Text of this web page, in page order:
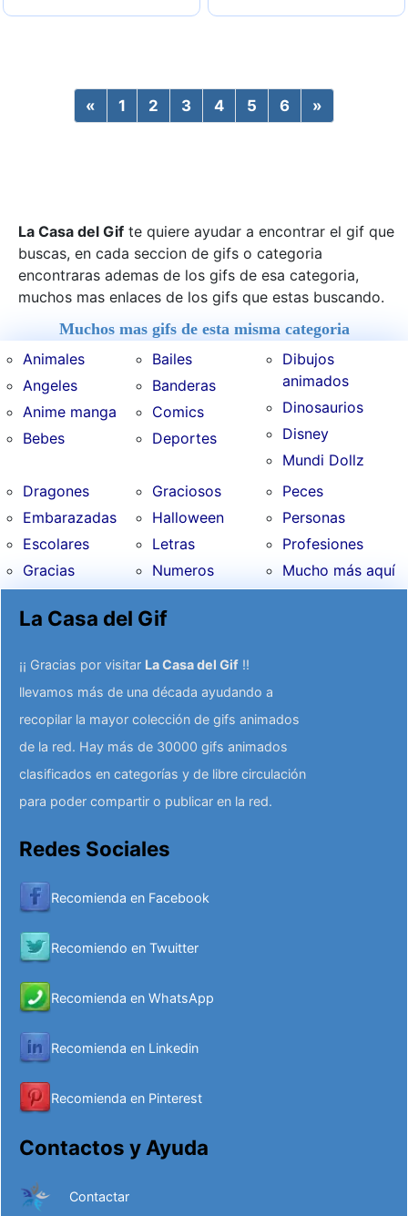
« Previous
1 2 3 4 5 6 »
La Casa del Gif te quiere ayudar a encontrar el gif que
buscas, en cada seccion de gifs o categoria
encontraras ademas de los gifs de esa categoria,
muchos mas enlaces de los gifs que estas buscando.
Muchos mas gifs de esta misma categoria
Animales
Angeles
Anime manga
Bebes
Bailes
Banderas
Comics
Deportes
Dibujos
animados
Dinosaurios
Disney
Mundi Dollz
Dragones
Embarazadas
Escolares
Gracias
Graciosos
Halloween
Letras
Numeros
Peces
Personas
Profesiones
Mucho más aquí
La Casa del Gif
¡¡ Gracias por visitar La Casa del Gif !!
llevamos más de una década ayudando a
recopilar la mayor colección de gifs animados
de la red. Hay más de 30000 gifs animados
clasificados en categorías y de libre circulación
para poder compartir o publicar en la red.
Redes Sociales
Recomienda en Facebook
Recomiendo en Twuitter
Recomienda en WhatsApp
Recomienda en Linkedin
Recomienda en Pinterest
Contactos y Ayuda
Contactar